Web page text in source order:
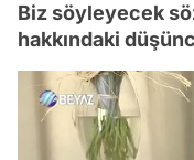
Biz söyleyecek
hakkındaki